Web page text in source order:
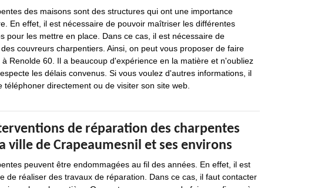
des maisons sont des structures qui ont une importance
En effet, il est nécessaire de pouvoir maîtriser les différentes
pour les mettre en place. Dans ce cas, il est nécessaire de
couvreurs charpentiers. Ainsi, on peut vous proposer de faire
à Renolde 60. Il a beaucoup d'expérience en la matière et n'oubliez
les délais convenus. Si vous voulez d'autres informations, il
téléphoner directement ou de visiter son site web.
de réparation des charpentes
ville de Crapeaumesnil et ses environs
peuvent être endommagées au fil des années. En effet, il est
de réaliser des travaux de réparation. Dans ce cas, il faut contacter